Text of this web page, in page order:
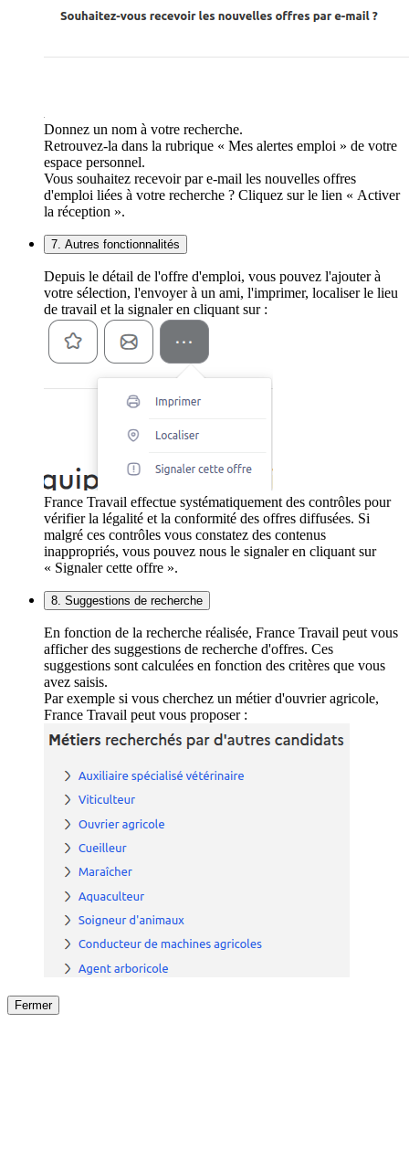
Donnez un nom à votre recherche.
Retrouvez-la dans la rubrique « Mes alertes emploi » de votre
espace personnel.
Vous souhaitez recevoir par e-mail les nouvelles offres
d'emploi liées à votre recherche ? Cliquez sur le lien « Activer
la réception ».
7. Autres fonctionnalités
Depuis le détail de l'offre d'emploi, vous pouvez l'ajouter à
votre sélection, l'envoyer à un ami, l'imprimer, localiser le lieu
de travail et la signaler en cliquant sur :
France Travail effectue systématiquement des contrôles pour
vérifier la légalité et la conformité des offres diffusées. Si
malgré ces contrôles vous constatez des contenus
inappropriés, vous pouvez nous le signaler en cliquant sur
« Signaler cette offre ».
8. Suggestions de recherche
En fonction de la recherche réalisée, France Travail peut vous
afficher des suggestions de recherche d'offres. Ces
suggestions sont calculées en fonction des critères que vous
avez saisis.
Par exemple si vous cherchez un métier d'ouvrier agricole,
France Travail peut vous proposer :
Fermer